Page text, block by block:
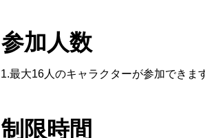
参加人数
1.最大16人のキャラクターが参加できま
制限時間